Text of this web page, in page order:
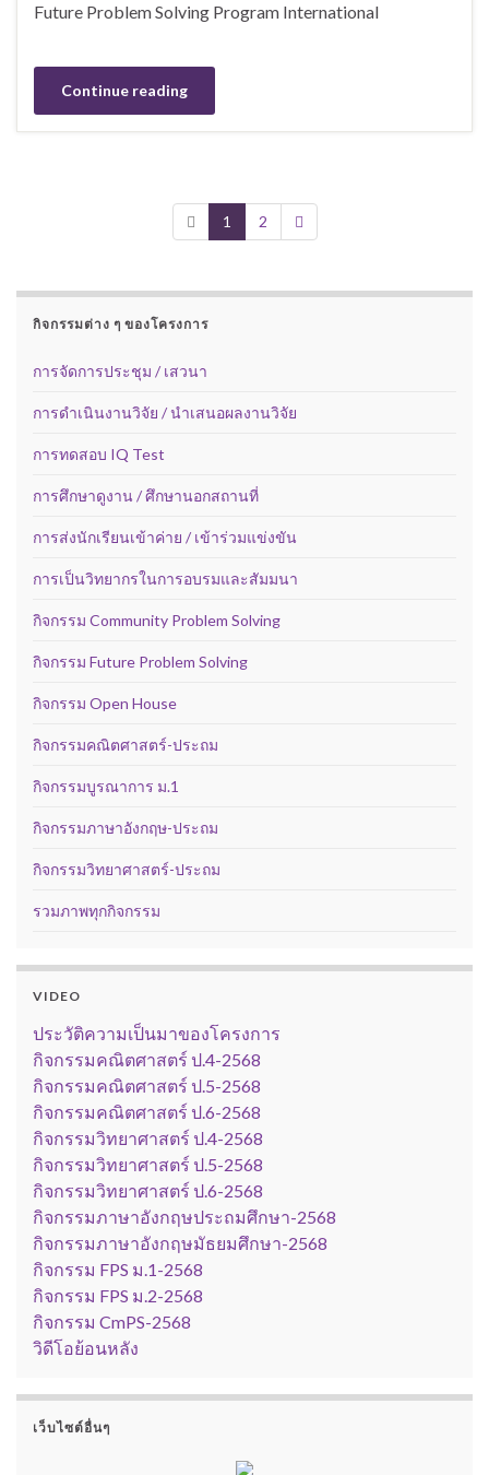
Future Problem Solving Program International
Continue reading
1 2
กิจกรรมต่าง ๆ ของโครงการ
การจัดการประชุม / เสวนา
การดำเนินงานวิจัย / นำเสนอผลงานวิจัย
การทดสอบ IQ Test
การศึกษาดูงาน / ศึกษานอกสถานที่
การส่งนักเรียนเข้าค่าย / เข้าร่วมแข่งขัน
การเป็นวิทยากรในการอบรมและสัมมนา
กิจกรรม Community Problem Solving
กิจกรรม Future Problem Solving
กิจกรรม Open House
กิจกรรมคณิตศาสตร์-ประถม
กิจกรรมบูรณาการ ม.1
กิจกรรมภาษาอังกฤษ-ประถม
กิจกรรมวิทยาศาสตร์-ประถม
รวมภาพทุกกิจกรรม
VIDEO
ประวัติความเป็นมาของโครงการ
กิจกรรมคณิตศาสตร์ ป.4-2568
กิจกรรมคณิตศาสตร์ ป.5-2568
กิจกรรมคณิตศาสตร์ ป.6-2568
กิจกรรมวิทยาศาสตร์ ป.4-2568
กิจกรรมวิทยาศาสตร์ ป.5-2568
กิจกรรมวิทยาศาสตร์ ป.6-2568
กิจกรรมภาษาอังกฤษประถมศึกษา-2568
กิจกรรมภาษาอังกฤษมัธยมศึกษา-2568
กิจกรรม FPS ม.1-2568
กิจกรรม FPS ม.2-2568
กิจกรรม CmPS-2568
วิดีโอย้อนหลัง
เว็บไซต์อื่นๆ